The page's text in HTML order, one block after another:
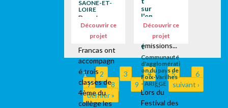
Pratiques
Interdiscipli
naires) avec
deux
émissions...
SAONE-ET-
LOIRE
Dans le
cadre
scolaire, les
Francas ont
accompagn
é trois
classes de
4ème du
collège les
Découvrir ce
projet
sur
l'en
viro
men
t
Communauté
d'agglomérati
on du pays de
Foix-Varilhes
- ARIEGE
Lors du
Festival des
Découvrir ce
projet
Pages
1 2 3 4 5
6
7
8 9 …
suivant ›
dernier »